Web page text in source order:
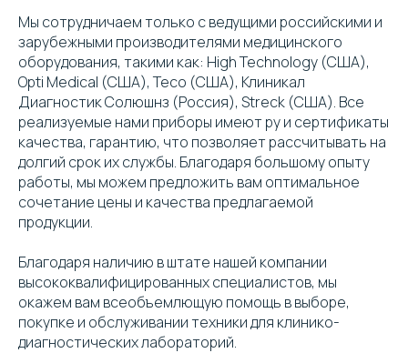
Мы сотрудничаем только с ведущими российскими и
зарубежными производителями медицинского
оборудования, такими как: High Technology (США),
Opti Medical (США), Teco (США), Клиникал
Диагностик Солюшнз (Россия), Streck (США). Все
реализуемые нами приборы имеют ру и сертификаты
качества, гарантию, что позволяет рассчитывать на
долгий срок их службы. Благодаря большому опыту
работы, мы можем предложить вам оптимальное
сочетание цены и качества предлагаемой
продукции.
Благодаря наличию в штате нашей компании
высококвалифицированных специалистов, мы
окажем вам всеобъемлющую помощь в выборе,
покупке и обслуживании техники для клинико-
диагностических лабораторий.